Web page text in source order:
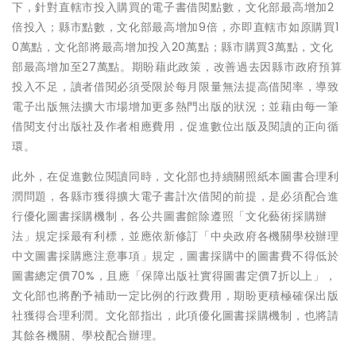
下，針對直轄市投入購買的電子書借閱點數，文化部最高增加2
倍投入；縣市點數，文化部最高增加9倍，亦即直轄市如原購買1
0萬點，文化部將最高增加投入20萬點；縣市購買3萬點，文化
部最高增加至27萬點。期盼藉此政策，改善過去因縣市政府預算
投入不足，讀者借閱必須受限於每月限量無法提高借閱率，導致
電子出版無法擴大市場增加更多熱門出版的狀況；並藉由每一筆
借閱支付出版社及作者相應費用，促進數位出版及閱讀的正向循
環。
此外，在促進數位閱讀同時，文化部也持續關照紙本圖書合理利
潤問題，各縣市獲得擴大電子書計次借閱的前提，是必須配合進
行優化圖書採購機制，各公共圖書館除遵照「文化藝術採購辦
法」規定採最有利標，並應依新修訂「中央政府各機關學校辦理
中文圖書採購應注意事項」規定，圖書採購中的圖書費不得低於
圖書總定價70%，且應「保障出版社實得圖書定價7折以上」，
文化部也將酌予補助一定比例的行政費用，期盼更積極確保出版
社獲得合理利潤。文化部指出，此項優化圖書採購機制，也將請
其餘各機關、學校配合辦理。